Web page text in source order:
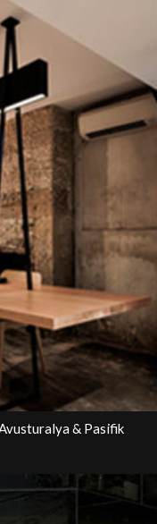
& Pasifik